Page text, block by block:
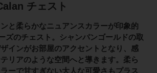
チェスト
と柔らかなニュアンスカラーが印象的
ズのチェスト。シャンパンゴールドの取
インがお部屋のアクセントとなり、感
リアのような空間へと導きます。柔ら
ーで甘すぎない大人な可愛さもプラス